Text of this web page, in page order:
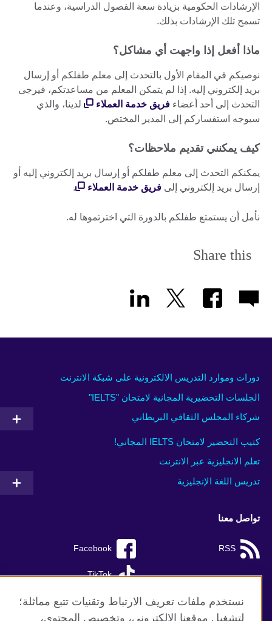
الإرشادات الحكومية بزيادة سعة الفصول الدراسية، وعندما
تسمح تلك الإرشادات بذلك.
ماذا أفعل إذا واجهت أي مشاكل؟
نوصيكم في المقام الأول بالتحدث إلى معلم طفلكم أو إرسال
بريد إلكتروني إليه. إذا لم يتمكن المعلم من مساعدتكم، فيرجى
التحدث إلى أحد أعضاء فريق خدمة العملاء
لدينا، والذي
سيوجه استفساركم إلى المدير المختص.
كيف يمكنني تقديم ملاحظات؟
يمكنكم التحدث إلى معلم طفلكم أو إرسال بريد إلكتروني إليه أو
إرسال بريد إلكتروني إلى فريق خدمة العملاء .
نأمل أن يستمتع طفلكم بالدورة التي اخترتموها له.
Share this
دورات وموارد التدريس الالكترونية على شبكة الانترنت
الجلسات التحضيرية المجانية لامتحان "IELTS"
شركاء المجلس الثقافي البريطاني
كتيب التحضير لامتحان IELTS المجاني!
تعلم الانجليزية عبر الانترنت
تدريس اللغة الإنجليزية
تواصل معنا
Facebook RSS
TikTok
نستخدم ملفات تعريف الارتباط وتقنيات تتبع مماثلة؛
لتشغيل موقعنا الإلكتروني، وتخصيص المحتوى،